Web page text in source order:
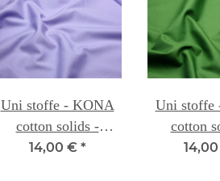
Uni stoffe - KONA
cotton solids -
LAVENDER 060
14,00 € *
Uni stoffe
cotton